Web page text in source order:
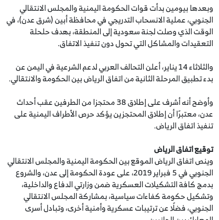
وبعدها بيومين بدأت قوات الحكومة اليمنية والمجلس الانتقالي
الجنوبي، عملية الانسحاب التدريجي في محافظة أبين (شرق عدن)، في
الوقت الذي وصلت لجنة سعودية إلى المنطقة، بهدف حلحلة
التعقيدات والمشاكل التي تحول دون تنفيذ الاتفاق.
والثلاثاء 14 يناير، أعلن ‏التحالف العربي لدعم الشرعية في اليمن عن
بدء تطبيق المرحلة الثانية من اتفاق الرياض بين الحكومة والانتقالي.
وأوضح أنه أشرف على إطلاق 38 محتجزا من الطرفين عقب أحداث
عدن، معتبرًا أن إطلاق المحتجزين يؤكد حرص الأطراف اليمنية على
تنفيذ اتفاق الرياض.
توقيع اتفاق الرياض
وينص اتفاق الرياض الموقع بين الحكومة اليمنية والمجلس الانتقالي
الجنوبي في 5 فبراير 2019، على عودة الحكومة إلى عدن، والشروع
بدمج كافة التشكيلات العسكرية ضمن وزارتي الدفاع والداخلية،
وتشكيل حكومة كفاءات سياسية، بمشاركة المجلس الانتقالي
الجنوبي، فضلًا عن ترتيبات عسكرية وأمنية أخرى، وتبادل أسرى